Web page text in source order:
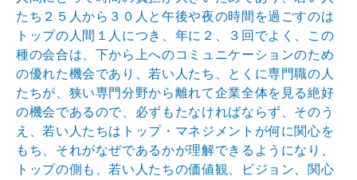
たち２５ 人から３０人と午後や夜の時間を過ごすのは
トップの人間 １人につき、年に２、３回でよく、この
種の会合は、下から上へのコミュニケーションのため
の優れた機会であり、 若い人たち、とくに専門職の人
たちが、狭い専門分野から離れて企業全体を見る絶好
の機会であるので、必ずもたなければならず、そのう
え、若い人たちはトップ・マネジメ ントが何に関心を
もち、それがなぜであるかが理解できる ようになり、
トップの側も、若い人たちの価値観、ビジョ ン、関心